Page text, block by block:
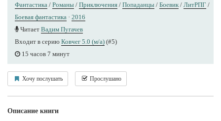
Фантастика / Романы / Приключения / Попаданцы / Боевик / ЛитРПГ /
Боевая фантастика · 2016
Читает Вадим Пугачев
Входит в серию Ковчег 5.0 (м/а) (#5)
15 часов 7 минут
Хочу послушать Прослушано
Описание книги